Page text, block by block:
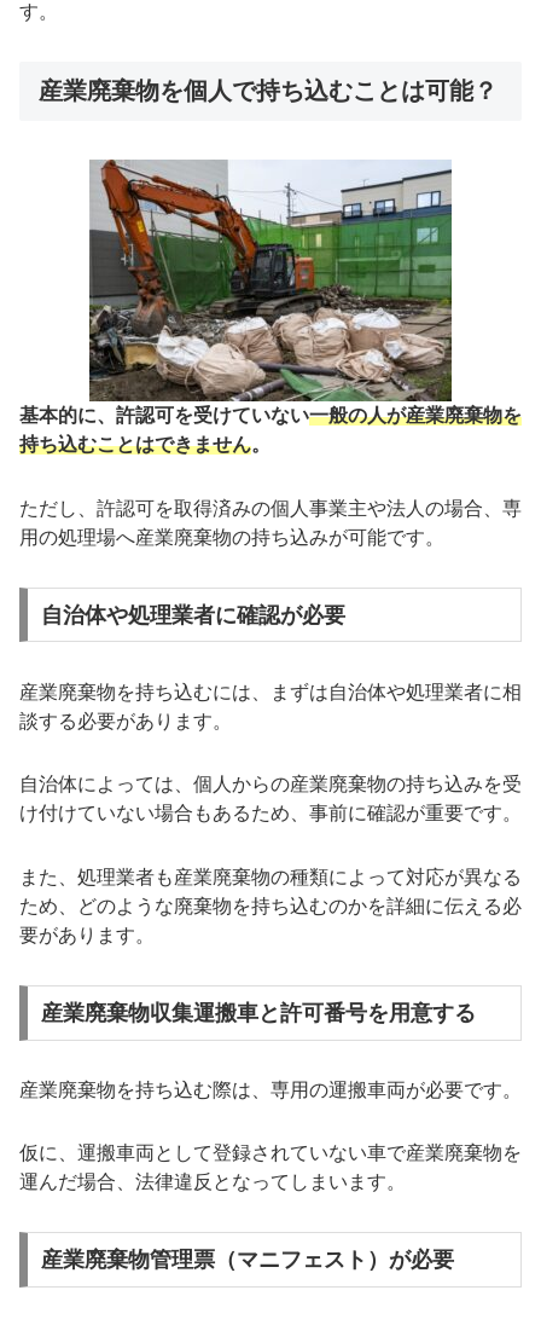
す。
産業廃棄物を個人で持ち込むことは可能？
基本的に、許認可を受けていない一般の人が産業廃棄物を
持ち込むことはできません。
ただし、許認可を取得済みの個人事業主や法人の場合、専
用の処理場へ産業廃棄物の持ち込みが可能です。
自治体や処理業者に確認が必要
産業廃棄物を持ち込むには、まずは自治体や処理業者に相
談する必要があります。
自治体によっては、個人からの産業廃棄物の持ち込みを受
け付けていない場合もあるため、事前に確認が重要です。
また、処理業者も産業廃棄物の種類によって対応が異なる
ため、どのような廃棄物を持ち込むのかを詳細に伝える必
要があります。
産業廃棄物収集運搬車と許可番号を用意する
産業廃棄物を持ち込む際は、専用の運搬車両が必要です。
仮に、運搬車両として登録されていない車で産業廃棄物を
運んだ場合、法律違反となってしまいます。
産業廃棄物管理票（マニフェスト）が必要